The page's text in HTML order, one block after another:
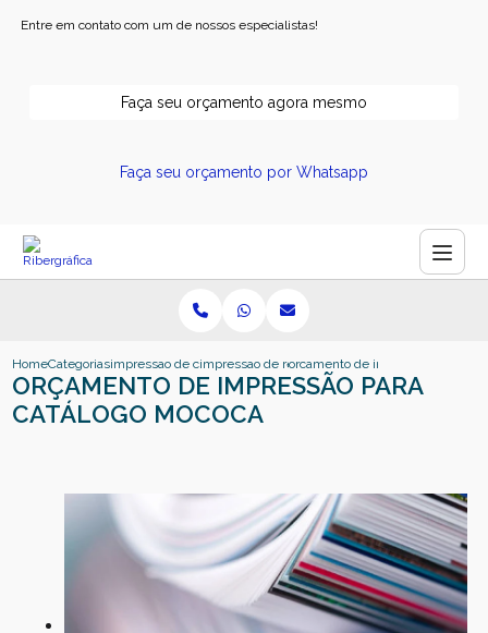
Entre em contato com um de nossos especialistas!
Faça seu orçamento agora mesmo
Faça seu orçamento por Whatsapp
HomeCategoriasimpressao de catalogosimpressao de revistas e catalogos
orcamento de impressao para
ORÇAMENTO DE IMPRESSÃO PARA
CATÁLOGO MOCOCA